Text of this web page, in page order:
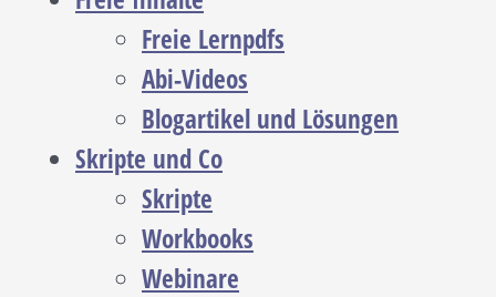
Freie Lernpdfs
Abi-Videos
Blogartikel und Lösungen
Skripte und Co
Skripte
Workbooks
Webinare